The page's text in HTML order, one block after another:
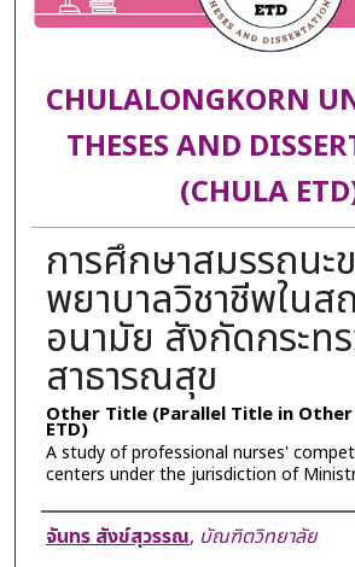
CHULALONGKORN
THESES AND
(CHULA
การศึกษาสมรรถนะ
พยาบาลวิชาชีพในส
อนามัย สังกัดกระท
สาธารณสุข
Other Title (Parallel Title in
ETD)
A study of professional nurses'
centers under the jurisdiction of
Author
จันทร สังข์สุวรรณ, บัณฑิตวิทยาลัย